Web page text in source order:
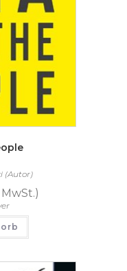
(Autor)